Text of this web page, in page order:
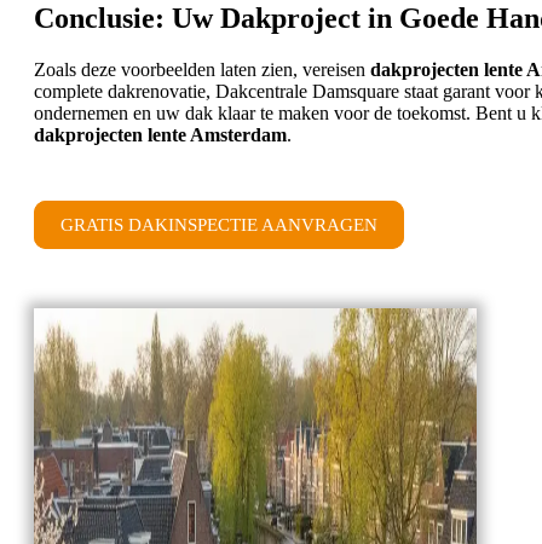
Conclusie: Uw Dakproject in Goede
Zoals deze voorbeelden laten zien, vereisen dakprojecten lente
complete dakrenovatie, Dakcentrale Damsquare staat garant
ondernemen en uw dak klaar te maken voor de toekomst. Bent u
dakprojecten lente Amsterdam.
GRATIS DAKINSPECTIE AANVRAGEN